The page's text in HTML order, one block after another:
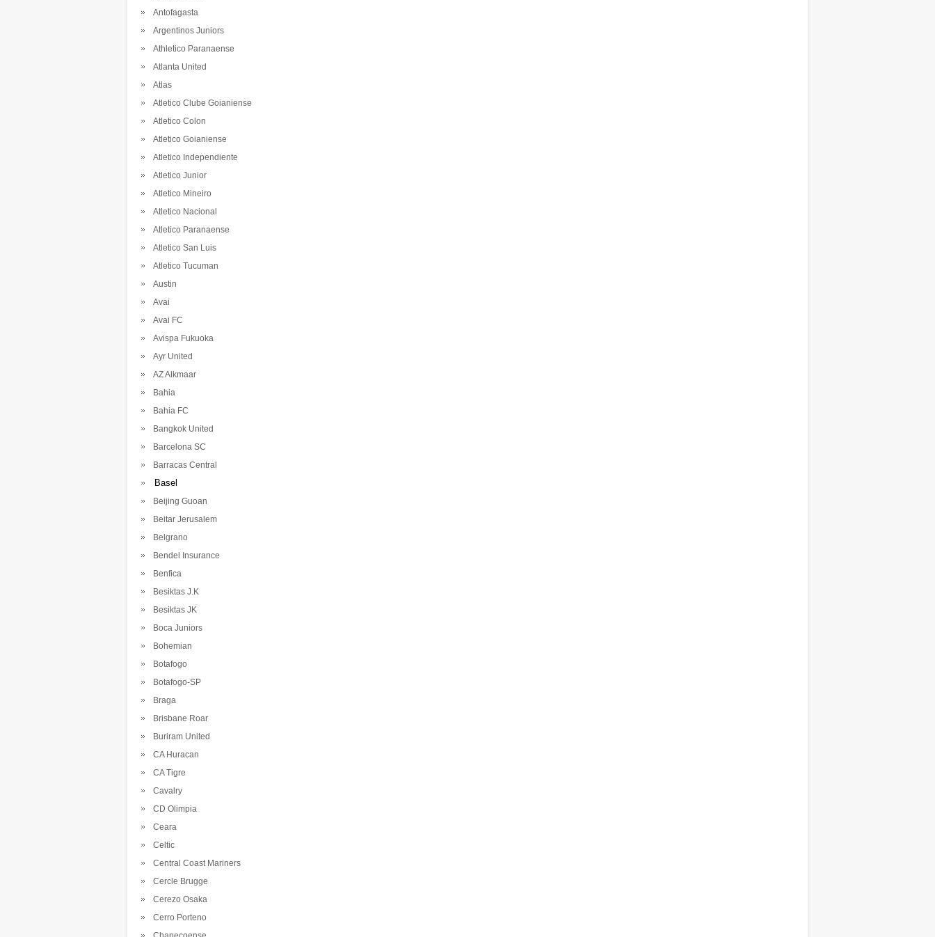
Antofagasta
Argentinos Juniors
Athletico Paranaense
Atlanta United
Atlas
Atletico Clube Goianiense
Atletico Colon
Atletico Goianiense
Atletico Independiente
Atletico Junior
Atletico Mineiro
Atletico Nacional
Atletico Paranaense
Atletico San Luis
Atletico Tucuman
Austin
Avai
Avai FC
Avispa Fukuoka
Ayr United
AZ Alkmaar
Bahia
Bahia FC
Bangkok United
Barcelona SC
Barracas Central
Basel
Beijing Guoan
Beitar Jerusalem
Belgrano
Bendel Insurance
Benfica
Besiktas J.K
Besiktas JK
Boca Juniors
Bohemian
Botafogo
Botafogo-SP
Braga
Brisbane Roar
Buriram United
CA Huracan
CA Tigre
Cavalry
CD Olimpia
Ceara
Celtic
Central Coast Mariners
Cercle Brugge
Cerezo Osaka
Cerro Porteno